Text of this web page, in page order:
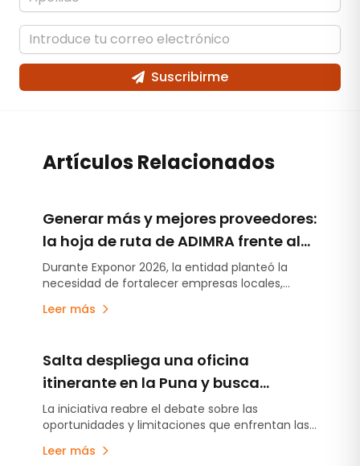
Suscribirme
Artículos Relacionados
Generar más y mejores proveedores:
la hoja de ruta de ADIMRA frente al
crecimiento de la minería
Durante Exponor 2026, la entidad planteó la
necesidad de fortalecer empresas locales,
generar alianzas y ampliar la capacidad
industrial para abastecer futuros proyectos.
Leer más
Salta despliega una oficina
itinerante en la Puna y busca
fortalecer el vínculo con
comunidades y proveedores
mineros
La iniciativa reabre el debate sobre las
oportunidades y limitaciones que enfrentan las
pequeñas empresas y prestadores de servicios
de las áreas de influencia minera para
Leer más